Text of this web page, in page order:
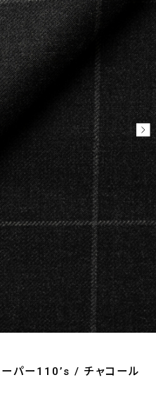
ーパー110’s / チャコール